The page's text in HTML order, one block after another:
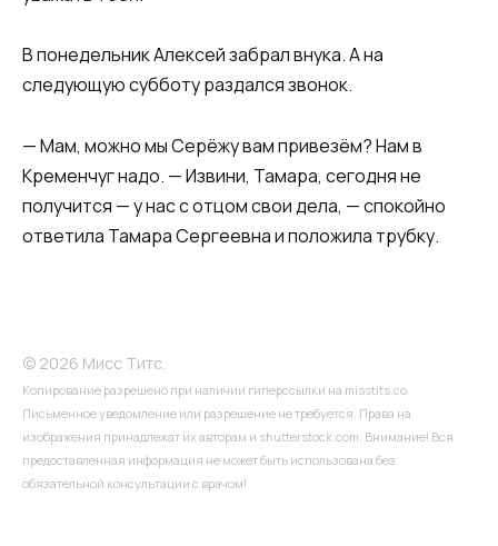
В понедельник Алексей забрал внука. А на
следующую субботу раздался звонок.
— Мам, можно мы Серёжу вам привезём? Нам в
Кременчуг надо. — Извини, Тамара, сегодня не
получится — у нас с отцом свои дела, — спокойно
ответила Тамара Сергеевна и положила трубку.
© 2026 Мисс Титс.
Копирование разрешено при наличии гиперссылки на misstits.co.
Письменное уведомление или разрешение не требуется. Права на
изображения принадлежат их авторам и shutterstock.com. Внимание! Вся
предоставленная информация не может быть использована без
обязательной консультации с врачом!